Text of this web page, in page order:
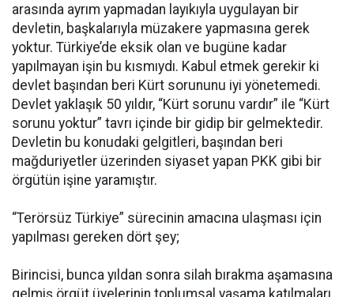
arasında ayrım yapmadan layıkıyla uygulayan bir
devletin, başkalarıyla müzakere yapmasına gerek
yoktur. Türkiye’de eksik olan ve bugüne kadar
yapılmayan işin bu kısmıydı. Kabul etmek gerekir ki
devlet başından beri Kürt sorununu iyi yönetemedi.
Devlet yaklaşık 50 yıldır, “Kürt sorunu vardır” ile “Kürt
sorunu yoktur” tavrı içinde bir gidip bir gelmektedir.
Devletin bu konudaki gelgitleri, başından beri
mağduriyetler üzerinden siyaset yapan PKK gibi bir
örgütün işine yaramıştır.
“Terörsüz Türkiye” sürecinin amacına ulaşması için
yapılması gereken dört şey;
Birincisi, bunca yıldan sonra silah bırakma aşamasına
gelmiş örgüt üyelerinin toplumsal yaşama katılmaları